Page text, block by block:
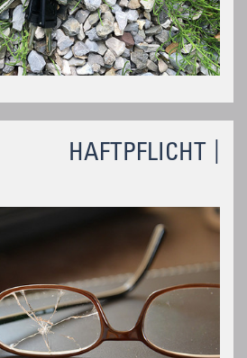
HAFTPFLICHT